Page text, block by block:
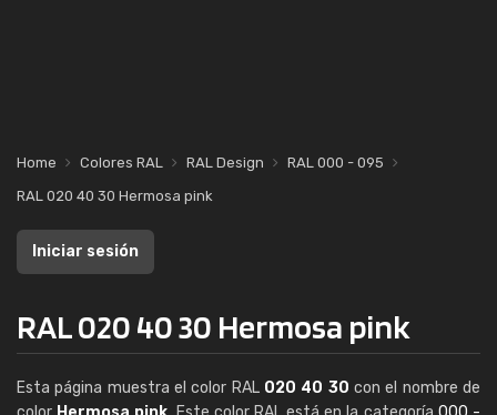
Home Colores RAL RAL Design
RAL 000 - 095
RAL 020 40 30 Hermosa pink
Iniciar sesión
RAL 020 40 30 Hermosa pink
Esta página muestra el color RAL 020 40 30 con el nombre de